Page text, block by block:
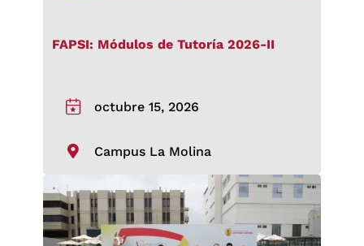
FAPSI: Módulos de Tutoría 2026-II
octubre 15, 2026
Campus La Molina